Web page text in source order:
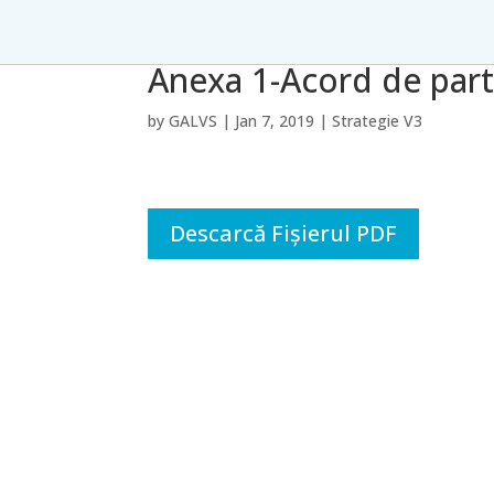
Anexa 1-Acord de
byGALVS | Jan 7, 2019 |Strategie V3
Descarcă Fișierul PDF